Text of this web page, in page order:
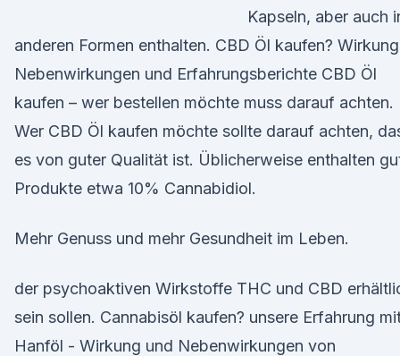
Kapseln, aber auch
anderen Formen enthalten. CBD Öl kaufen?
Nebenwirkungen und Erfahrungsberichte CBD Öl
kaufen – wer bestellen möchte muss darauf achten.
Wer CBD Öl kaufen möchte sollte darauf achten,
es von guter Qualität ist. Üblicherweise enthalten
Produkte etwa 10% Cannabidiol.
Mehr Genuss und mehr Gesundheit im Leben.
der psychoaktiven Wirkstoffe THC und CBD
sein sollen. Cannabisöl kaufen? unsere Erfahrung
Hanföl - Wirkung und Nebenwirkungen von